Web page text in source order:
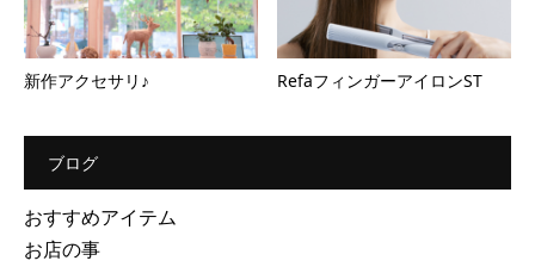
新作アクセサリ♪ RefaフィンガーアイロンST
ブログ
おすすめアイテム
お店の事